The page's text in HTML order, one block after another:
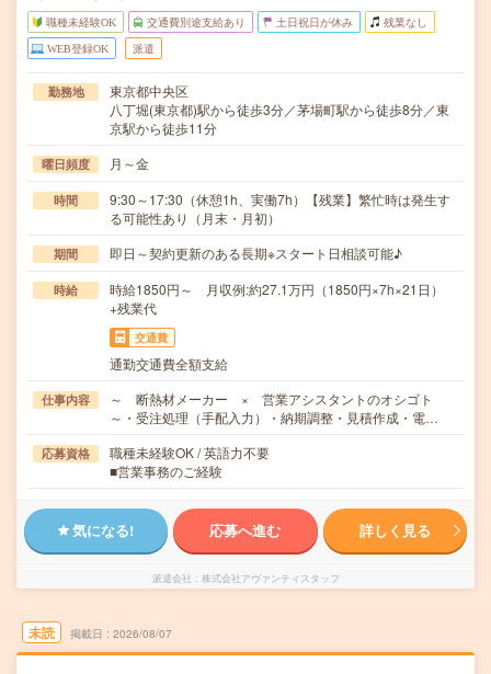
職種未経験OK 交通費別途支給あり 土日祝日が休み 残業なし
WEB登録OK 派遣
勤務地
東京都中央区
八丁堀(東京都)駅から徒歩3分／茅場町駅から徒歩8分／東
京駅から徒歩11分
曜日頻度 月～金
時間
9:30～17:30（休憩1h、実働7h）【残業】繁忙時は発生す
る可能性あり（月末・月初）
期間 即日～契約更新のある長期※スタート日相談可能♪
時給
時給1850円～ 月収例:約27.1万円（1850円×7h×21日）
+残業代
交通費
通勤交通費全額支給
仕事内容
～ 断熱材メーカー × 営業アシスタントのオシゴト
～・受注処理（手配入力）・納期調整・見積作成・電…
応募資格
職種未経験OK / 英語力不要
■営業事務のご経験
気になる! 応募へ進む 詳しく見る
派遣会社 株式会社アヴァンティスタッフ
未読 掲載日 2026/08/07